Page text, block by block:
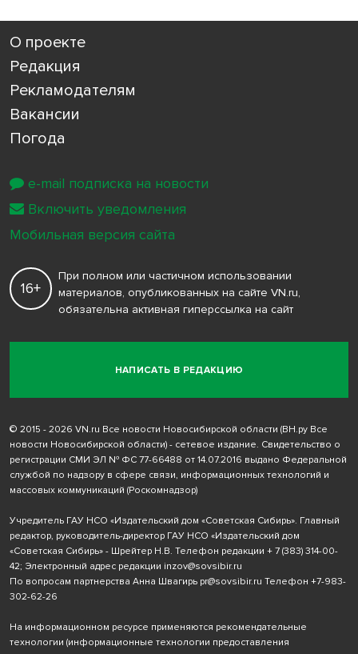
О проекте
Редакция
Рекламодателям
Вакансии
Погода
НАПИСАТЬ В РЕДАКЦИЮ
16+
При полном или частичном использовании
материалов, опубликованных на сайте VN.ru,
обязательна активная гиперссылка на сайт
© 2015 - 2026 VN.ru Все новости Новосибирской области (ВН.ру Все
новости Новосибирской области) - сетевое издание. Свидетельство о
регистрации СМИ ЭЛ № ФС 77-66488 от 14.07.2016 выдано Федеральной
службой по надзору в сфере связи, информационных технологий и
массовых коммуникаций (Роскомнадзор)
Учредитель ГАУ НСО «Издательский дом «Советская Сибирь». Главный
редактор, руководитель-директор ГАУ НСО «Издательский дом
«Советская Сибирь» - Шрейтер Н.В. Телефон редакции + 7 (383) 314-00-
42; Электронный адрес редакции inzov@sovsibir.ru
По вопросам партнерства Анна Швагирь pr@sovsibir.ru Телефон +7-983-
302-62-26
На информационном ресурсе применяются рекомендательные
технологии (информационные технологии предоставления
e-mail подписка на новости
Включить уведомления
Мобильная версия сайта